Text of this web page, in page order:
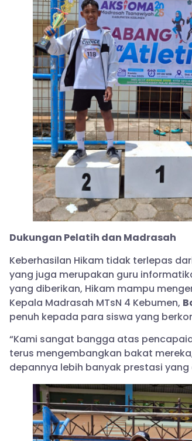
Dukungan Pelatih dan Madrasah
Keberhasilan Hikam tidak terlepas
yang juga merupakan guru
yang diberikan, Hikam mampu
Kepala Madrasah MTsN 4 Kebumen,
penuh kepada para siswa yang
“Kami sangat bangga atas
terus mengembangkan bakat
depannya lebih banyak prestasi yang